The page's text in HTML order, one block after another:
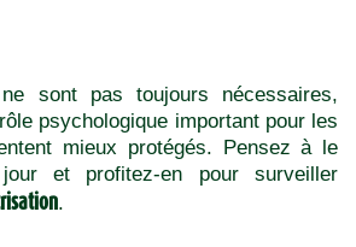
sont pas toujours nécessaires,
psychologique important pour les
mieux protégés. Pensez à le
et profitez-en pour surveiller
.